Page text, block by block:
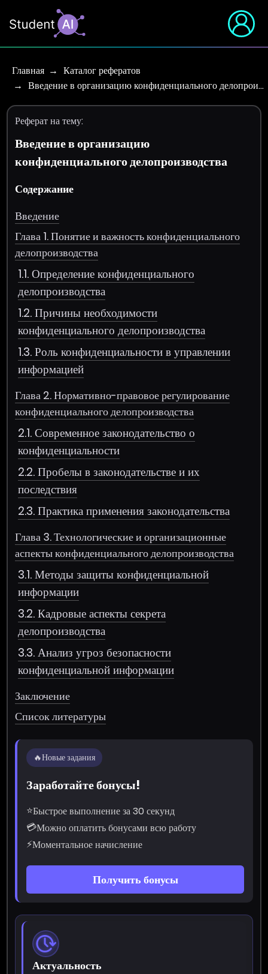
Главная
Каталог рефератов
Введение в организацию конфиденциального делопрои…
Реферат на тему:
Введение в организацию
конфиденциального делопроизводства
Содержание
Введение
Глава 1. Понятие и важность конфиденциального
делопроизводства
1.1. Определение конфиденциального
делопроизводства
1.2. Причины необходимости
конфиденциального делопроизводства
1.3. Роль конфиденциальности в управлении
информацией
Глава 2. Нормативно-правовое регулирование
конфиденциального делопроизводства
2.1. Современное законодательство о
конфиденциальности
2.2. Пробелы в законодательстве и их
последствия
2.3. Практика применения законодательства
Глава 3. Технологические и организационные
аспекты конфиденциального делопроизводства
3.1. Методы защиты конфиденциальной
информации
3.2. Кадровые аспекты секрета
делопроизводства
3.3. Анализ угроз безопасности
конфиденциальной информации
Заключение
Список литературы
🔥Новые задания
Заработайте бонусы!
⭐Быстрое выполнение за 30 секунд
💳Можно оплатить бонусами всю работу
⚡Моментальное начисление
Получить бонусы
Актуальность